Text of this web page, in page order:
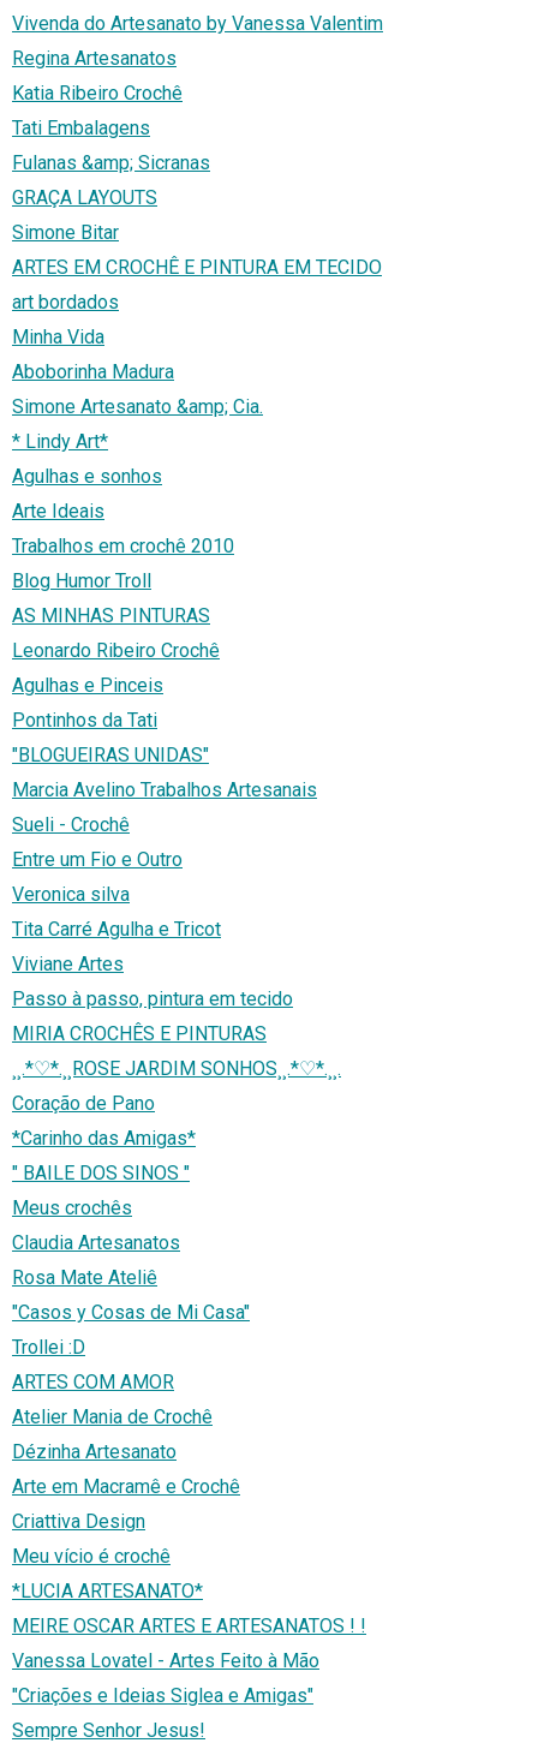
Vivenda do Artesanato by Vanessa Valentim
Regina Artesanatos
Katia Ribeiro Crochê
Tati Embalagens
Fulanas &amp; Sicranas
GRAÇA LAYOUTS
Simone Bitar
ARTES EM CROCHÊ E PINTURA EM TECIDO
art bordados
Minha Vida
Aboborinha Madura
Simone Artesanato &amp; Cia.
* Lindy Art*
Agulhas e sonhos
Arte Ideais
Trabalhos em crochê 2010
Blog Humor Troll
AS MINHAS PINTURAS
Leonardo Ribeiro Crochê
Agulhas e Pinceis
Pontinhos da Tati
"BLOGUEIRAS UNIDAS"
Marcia Avelino Trabalhos Artesanais
Sueli - Crochê
Entre um Fio e Outro
Veronica silva
Tita Carré Agulha e Tricot
Viviane Artes
Passo à passo, pintura em tecido
MIRIA CROCHÊS E PINTURAS
¸¸.*♡*.¸¸ROSE JARDIM SONHOS¸¸.*♡*.¸¸.
Coração de Pano
*Carinho das Amigas*
" BAILE DOS SINOS "
Meus crochês
Claudia Artesanatos
Rosa Mate Ateliê
"Casos y Cosas de Mi Casa"
Trollei :D
ARTES COM AMOR
Atelier Mania de Crochê
Dézinha Artesanato
Arte em Macramê e Crochê
Criattiva Design
Meu vício é crochê
*LUCIA ARTESANATO*
MEIRE OSCAR ARTES E ARTESANATOS ! !
Vanessa Lovatel - Artes Feito à Mão
"Criações e Ideias Siglea e Amigas"
Sempre Senhor Jesus!